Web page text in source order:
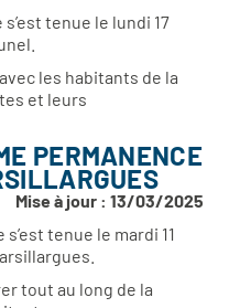
tenue le lundi 17
les habitants de la
et leurs
PERMANENCE
Mise à jour : 13/03/2025
tenue le mardi 11
tout au long de la